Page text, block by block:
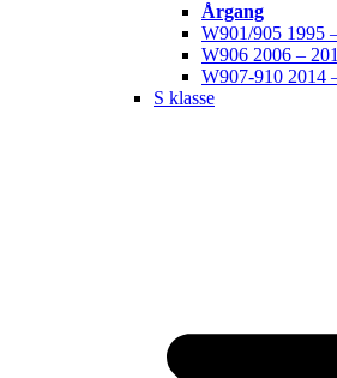
Årgang
W901/905 1995
W906 2006 –
W907-910 2014
S klasse